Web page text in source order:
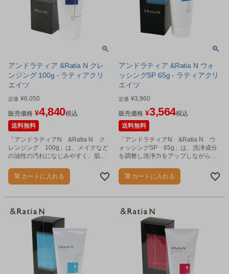
アンドラティア &Ratia N クレ
ンジング 100g - ラティアクリ
エイツ
定価 ¥6,050
販売価格 ¥4,840税込
送料無料
「アンドラティアN &Ratia N ク
レンジング 100g」は、メイクなど
の油性の汚れになじみやすく、肌の
ジングです。
カートに入れる
アンドラティア &Ratia N ウォ
ッシングSP 65g - ラティアクリ
エイツ
定価 ¥3,960
販売価格 ¥3,564税込
送料無料
「アンドラティアN &Ratia N ウ
ォッシングSP 65g」は、洗浄成分
を調整し洗浄力をアップしながら、
カートに入れる